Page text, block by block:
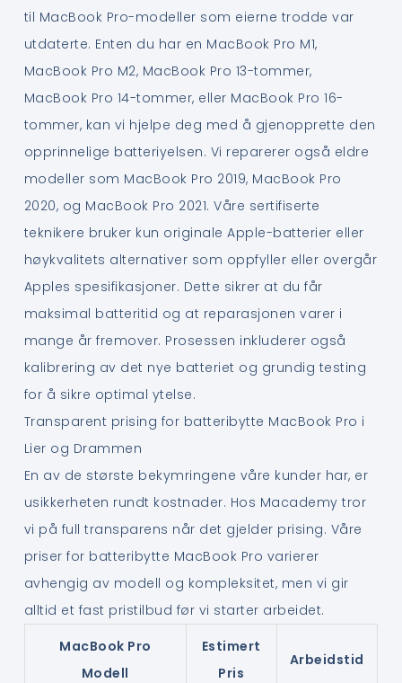
til MacBook Pro-modeller som eierne trodde var
utdaterte. Enten du har en MacBook Pro M1,
MacBook Pro M2, MacBook Pro 13-tommer,
MacBook Pro 14-tommer, eller MacBook Pro 16-
tommer, kan vi hjelpe deg med å gjenopprette den
opprinnelige batteriyelsen. Vi reparerer også eldre
modeller som MacBook Pro 2019, MacBook Pro
2020, og MacBook Pro 2021. Våre sertifiserte
teknikere bruker kun originale Apple-batterier eller
høykvalitets alternativer som oppfyller eller overgår
Apples spesifikasjoner. Dette sikrer at du får
maksimal batteritid og at reparasjonen varer i
mange år fremover. Prosessen inkluderer også
kalibrering av det nye batteriet og grundig testing
for å sikre optimal ytelse.
Transparent prising for batteribytte MacBook Pro i
Lier og Drammen
En av de største bekymringene våre kunder har, er
usikkerheten rundt kostnader. Hos Macademy tror
vi på full transparens når det gjelder prising. Våre
priser for batteribytte MacBook Pro varierer
avhengig av modell og kompleksitet, men vi gir
alltid et fast pristilbud før vi starter arbeidet.
MacBook Pro
Modell
Estimert
Pris
Arbeidstid